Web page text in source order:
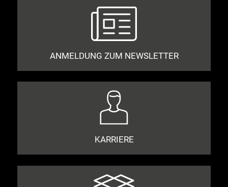
ANMELDUNG ZUM NEWSLETTER
KARRIERE